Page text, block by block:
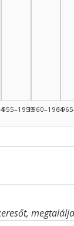
1960–1964